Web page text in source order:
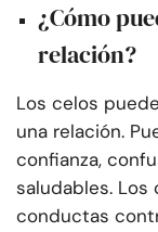
¿Cómo
relación?
Los celos
una relación.
confianza,
saludables.
conductas